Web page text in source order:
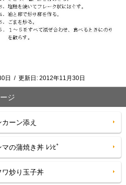
日 / 更新日: 2012年11月30日
ジ
ーン添え
蒲焼き丼 ﾚｼﾋﾟ
炒り玉子丼